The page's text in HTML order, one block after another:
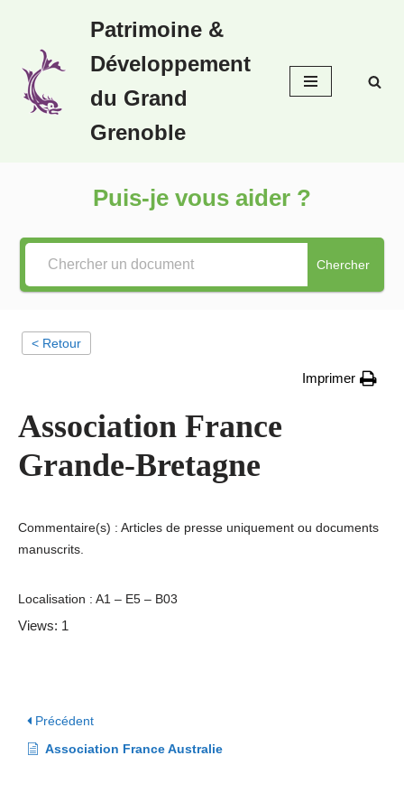
au
contenu
Patrimoine &
Développement
du Grand
Grenoble
Puis-je vous aider ?
Chercher
< Retour
Imprimer
Association France
Grande-Bretagne
Commentaire(s) : Articles de presse uniquement ou documents
manuscrits.
Localisation : A1 – E5 – B03
Views: 1
Précédent
Association France Australie